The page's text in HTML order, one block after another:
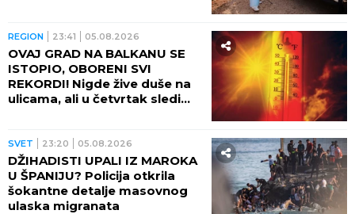
REGION 23:41 05.08.2026
OVAJ GRAD NA BALKANU SE
ISTOPIO, OBORENI SVI
REKORDI! Nigde žive duše na
ulicama, ali u četvrtak sledi
SVET 23:20 05.08.2026
DŽIHADISTI UPALI IZ MAROKA
U ŠPANIJU? Policija otkrila
šokantne detalje masovnog
ulaska migranata